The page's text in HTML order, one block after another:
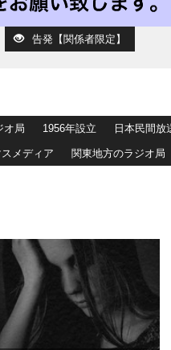
告発【関係者限定】
オ局 1956年設立 日本民間放
メディア 関東地方のラジオ局